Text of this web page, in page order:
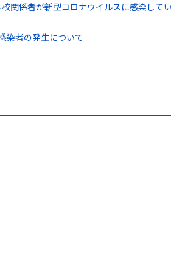
関係者が新型コロナウイルスに感染して
染者の発生について